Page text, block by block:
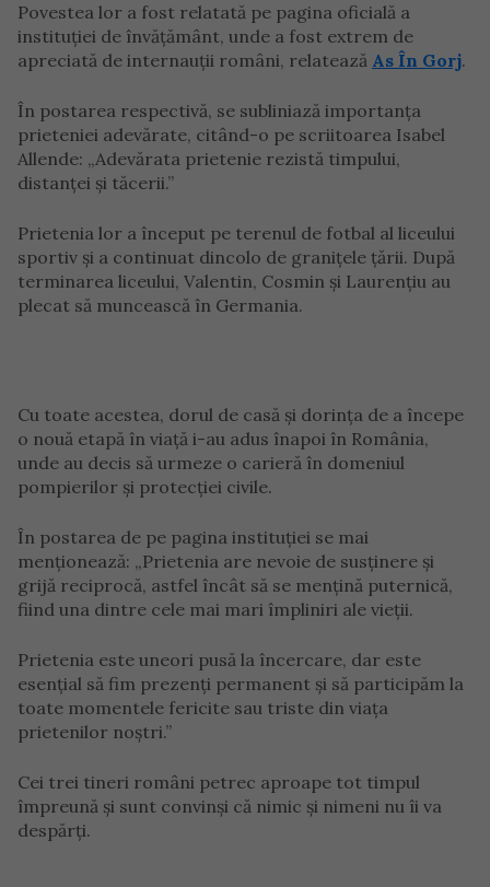
Povestea lor a fost relatată pe pagina oficială a
instituției de învățământ, unde a fost extrem de
apreciată de internauții români, relatează As În Gorj.
În postarea respectivă, se subliniază importanța
prieteniei adevărate, citând-o pe scriitoarea Isabel
Allende: „Adevărata prietenie rezistă timpului,
distanței și tăcerii.”
Prietenia lor a început pe terenul de fotbal al liceului
sportiv și a continuat dincolo de granițele țării. După
terminarea liceului, Valentin, Cosmin și Laurențiu au
plecat să muncească în Germania.
Cu toate acestea, dorul de casă și dorința de a începe
o nouă etapă în viață i-au adus înapoi în România,
unde au decis să urmeze o carieră în domeniul
pompierilor și protecției civile.
În postarea de pe pagina instituției se mai
menționează: „Prietenia are nevoie de susținere și
grijă reciprocă, astfel încât să se mențină puternică,
fiind una dintre cele mai mari împliniri ale vieții.
Prietenia este uneori pusă la încercare, dar este
esențial să fim prezenți permanent și să participăm la
toate momentele fericite sau triste din viața
prietenilor noștri.”
Cei trei tineri români petrec aproape tot timpul
împreună și sunt convinși că nimic și nimeni nu îi va
despărți.